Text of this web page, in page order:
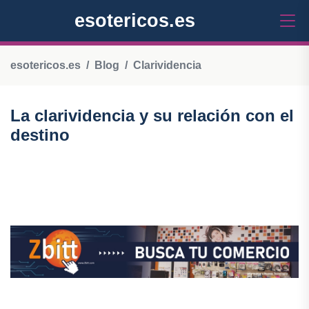
esotericos.es
esotericos.es Blog Clarividencia
La clarividencia y su relación con el
destino